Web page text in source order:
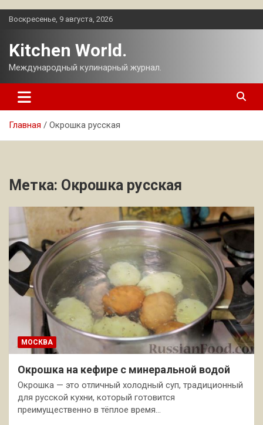
Перейти
Воскресенье, 9 августа, 2026
Kitchen World.
Международный кулинарный журнал.
Главная Окрошка русская
Метка: Окрошка русская
МОСКВА
Окрошка на кефире с минеральной водой
Окрошка — это отличный холодный суп, традиционный
для русской кухни, который готовится
преимущественно в тёплое время…